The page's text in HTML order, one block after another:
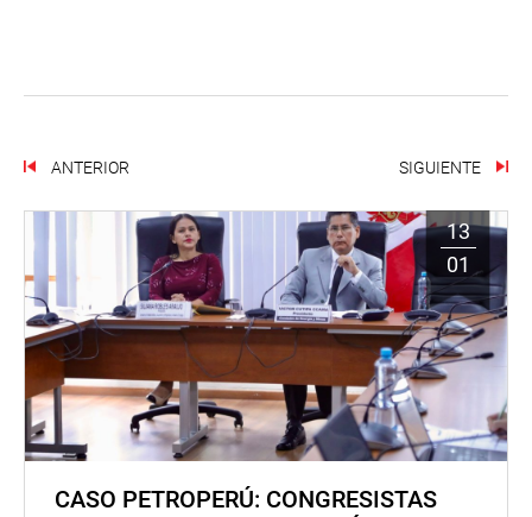
ANTERIOR SIGUIENTE
13
01
CASO PETROPERÚ: CONGRESISTAS